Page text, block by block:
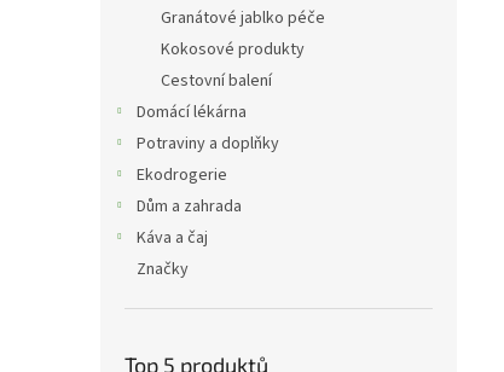
Granátové jablko péče
Kokosové produkty
Cestovní balení
Domácí lékárna
Potraviny a doplňky
Ekodrogerie
Dům a zahrada
Káva a čaj
Značky
Top 5 produktů